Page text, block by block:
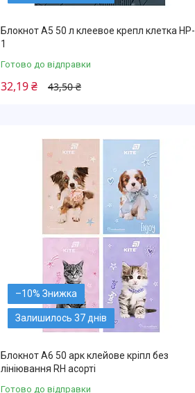
Блокнот А5 50 л клеевое крепл клетка HP-
1
Готово до відправки
43,50 ₴
32,19 ₴
–10%
Залишилось 37 днів
Блокнот А6 50 арк клейове кріпл без
лініювання RH асорті
Готово до відправки